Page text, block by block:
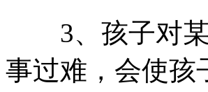
3、孩子对某
事过难，会使孩